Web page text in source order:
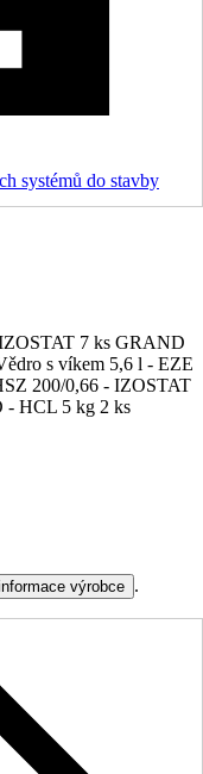
systémů do stavby
7 ks GRAND
s víkem 5,6 l - EZE
200/0,66 - IZOSTAT
- HCL 5 kg 2 ks
výrobce .